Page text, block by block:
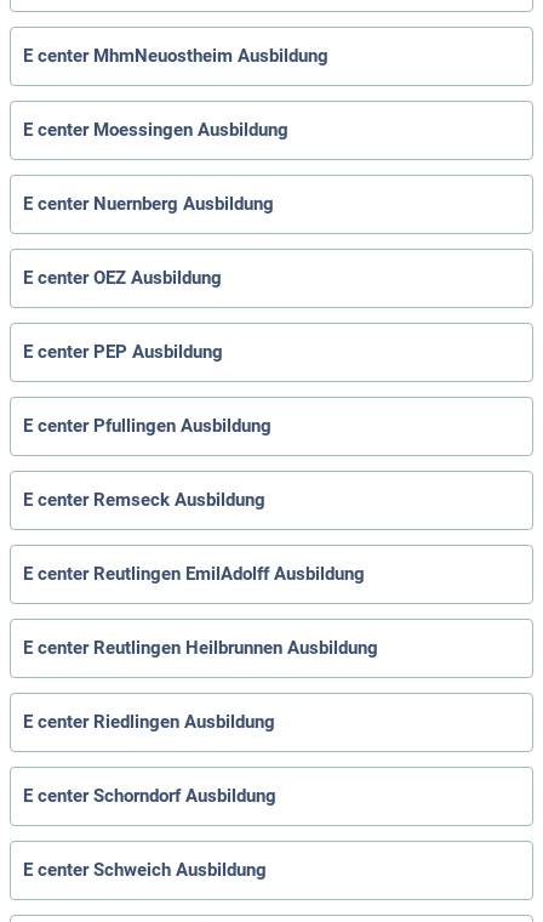
E center MhmNeuostheim Ausbildung
E center Moessingen Ausbildung
E center Nuernberg Ausbildung
E center OEZ Ausbildung
E center PEP Ausbildung
E center Pfullingen Ausbildung
E center Remseck Ausbildung
E center Reutlingen EmilAdolff Ausbildung
E center Reutlingen Heilbrunnen Ausbildung
E center Riedlingen Ausbildung
E center Schorndorf Ausbildung
E center Schweich Ausbildung